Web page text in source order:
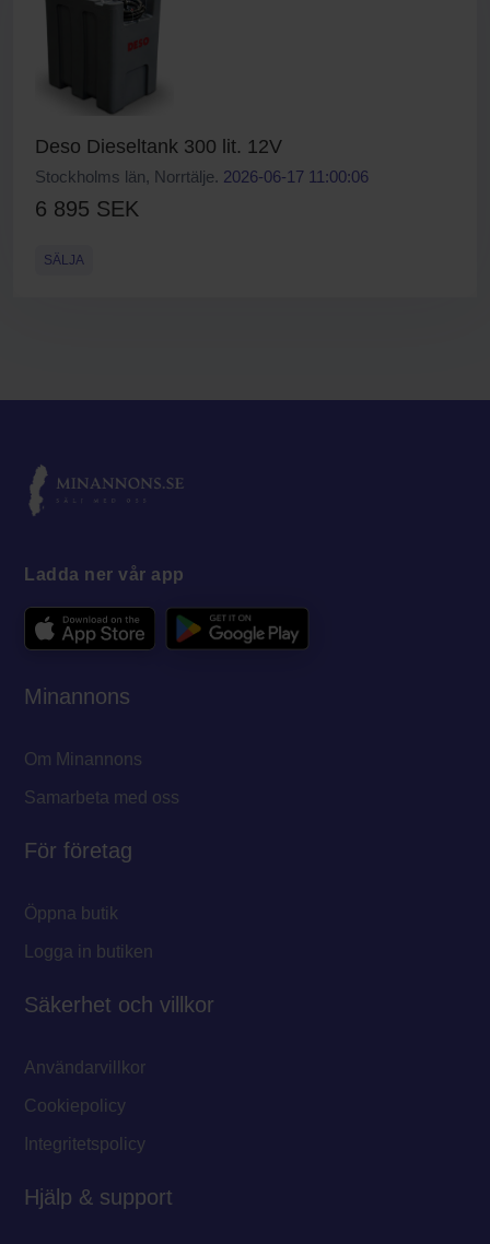
Deso Dieseltank 300 lit. 12V
Stockholms län, Norrtälje. 2026-06-17 11:00:06
6 895 SEK
SÄLJA
Ladda ner vår app
Minannons
Om Minannons
Samarbeta med oss
För företag
Öppna butik
Logga in butiken
Säkerhet och villkor
Användarvillkor
Cookiepolicy
Integritetspolicy
Hjälp & support